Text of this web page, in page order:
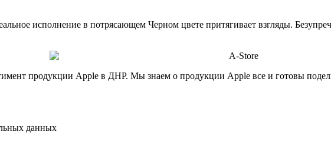
исполнение в потрясающем Черном цвете притягивает взгляды.
продукции Apple в ДНР. Мы знаем о продукции Apple все и готовы
данных